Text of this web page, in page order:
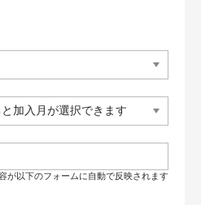
が以下のフォームに自動で反映されます